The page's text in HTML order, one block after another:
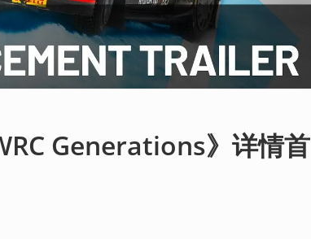
Generations》详情首